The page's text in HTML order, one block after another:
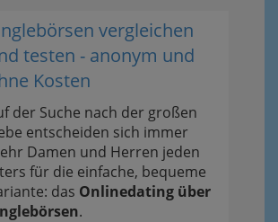
vergleichen
testen - anonym und
Kosten
der Suche nach der großen
entscheiden sich immer
Damen und Herren jeden
für die einfache, bequeme
das Onlinedating über
.